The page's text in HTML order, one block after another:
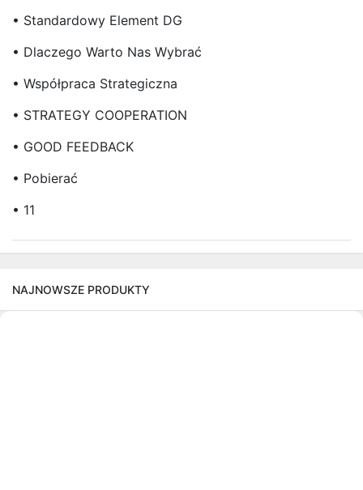
• Standardowy Element DG
• Dlaczego Warto Nas Wybrać
• Współpraca Strategiczna
• STRATEGY COOPERATION
• GOOD FEEDBACK
• Pobierać
• 11
NAJNOWSZE PRODUKTY